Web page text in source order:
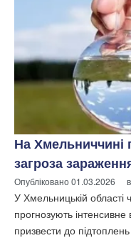
На Хмельниччині
загроза
Опубліковано01.03.2026 в
У Хмельницькій області
прогнозують
призвести до